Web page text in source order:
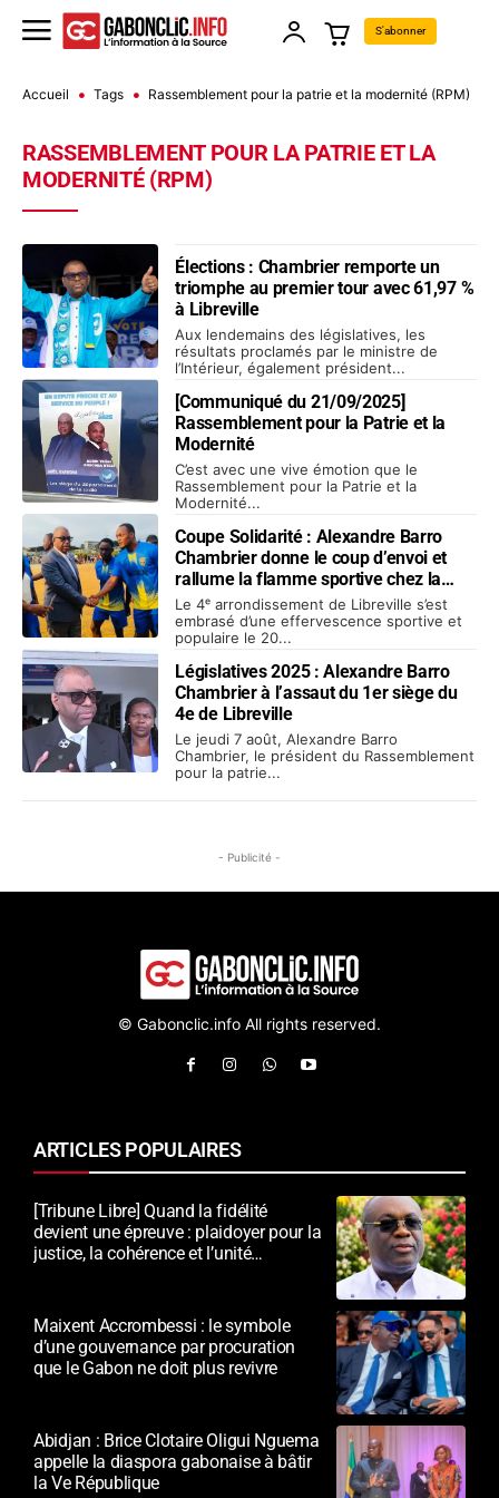
S'abonner
Accueil Tags Rassemblement pour la patrie et la modernité (RPM)
RASSEMBLEMENT POUR LA PATRIE ET LA
MODERNITÉ (RPM)
Élections : Chambrier remporte un
triomphe au premier tour avec 61,97 %
à Libreville
Aux lendemains des législatives, les
résultats proclamés par le ministre de
l’Intérieur, également président...
[Communiqué du 21/09/2025]
Rassemblement pour la Patrie et la
Modernité
C’est avec une vive émotion que le
Rassemblement pour la Patrie et la
Modernité...
Coupe Solidarité : Alexandre Barro
Chambrier donne le coup d’envoi et
rallume la flamme sportive chez la
jeunesse
Le 4ᵉ arrondissement de Libreville s’est
embrasé d’une effervescence sportive et
populaire le 20...
Législatives 2025 : Alexandre Barro
Chambrier à l’assaut du 1er siège du
4e de Libreville
Le jeudi 7 août, Alexandre Barro
Chambrier, le président du Rassemblement
pour la patrie...
- Publicité -
© Gabonclic.info All rights reserved.
ARTICLES POPULAIRES
[Tribune Libre] Quand la fidélité
devient une épreuve : plaidoyer pour la
justice, la cohérence et l’unité
Maixent Accrombessi : le symbole
d’une gouvernance par procuration
que le Gabon ne doit plus revivre
Abidjan : Brice Clotaire Oligui Nguema
appelle la diaspora gabonaise à bâtir
la Ve République